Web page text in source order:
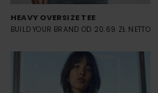
HEAVY OVERSIZE TEE
BUILD YOUR BRAND OD 20.69 ZŁ NETTO